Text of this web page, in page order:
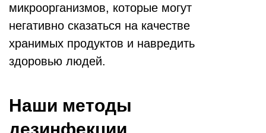
микроорганизмов, которые могут
негативно сказаться на качестве
хранимых продуктов и навредить
здоровью людей.
Наши методы
дезинфекции